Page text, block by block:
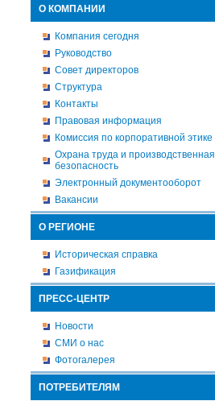
О КОМПАНИИ
Компания сегодня
Руководство
Совет директоров
Структура
Контакты
Правовая информация
Комиссия по корпоративной этике
Охрана труда и производственная
безопасность
Электронный документооборот
Вакансии
О РЕГИОНЕ
Историческая справка
Газификация
ПРЕСС-ЦЕНТР
Новости
СМИ о нас
Фотогалерея
ПОТРЕБИТЕЛЯМ